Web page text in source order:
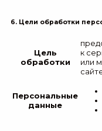
6. Цели обработки
Цель
обработки
к
или
Персональные
данные